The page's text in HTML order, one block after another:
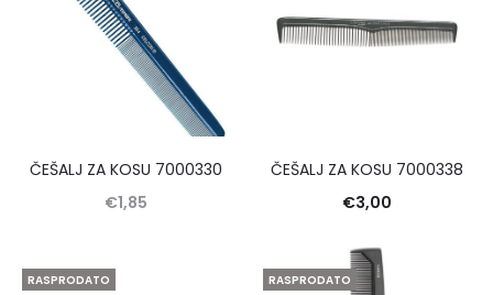
ČEŠALJ ZA KOSU 7000330
€1,85
ČEŠALJ ZA KOSU 7000338
€3,00
RASPRODATO RASPRODATO